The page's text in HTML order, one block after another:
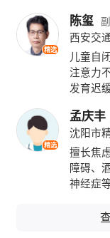
湖北省中医院
讲座主题：
讲座时间：9
讲座地点：
室（武昌胭脂
主讲专家：肛
荨麻疹
皮病、
厚!
精选
陈玺
西安交
儿童自
注意力
发育迟
减少性
精选
孟庆丰
沈阳市
擅长焦
障碍、
神经症